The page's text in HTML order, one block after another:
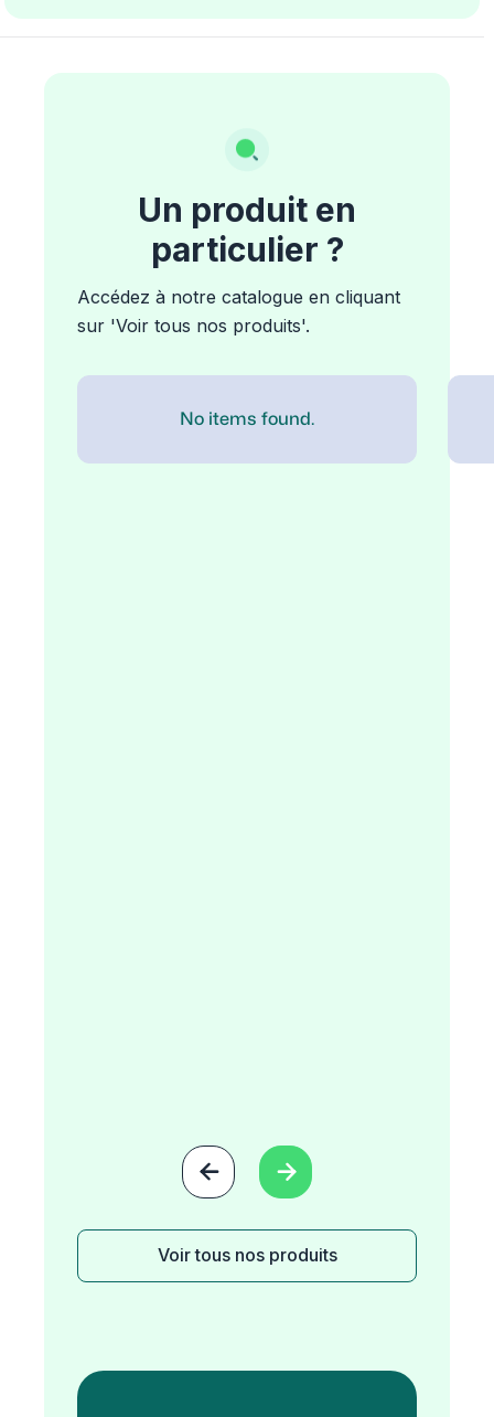
Un produit en
particulier ?
Accédez à notre catalogue en cliquant
sur 'Voir tous nos produits'.
No items found.
 
Voir tous nos produits